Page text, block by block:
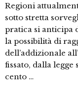
Regioni
sotto stretta
pratica si anticipa
la possibilità di
dell’addizionale
fissato, dalla legge
cento …